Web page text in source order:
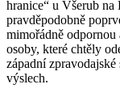
hranice“ u Všerub
pravděpodobně
mimořádně
osoby, které chtěly
západní
výslech.